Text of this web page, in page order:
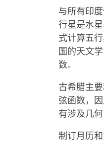
与所有印
行星是水
式计算五
国的天文
数。
古希腊主
弦函数，
有涉及几
制订月历